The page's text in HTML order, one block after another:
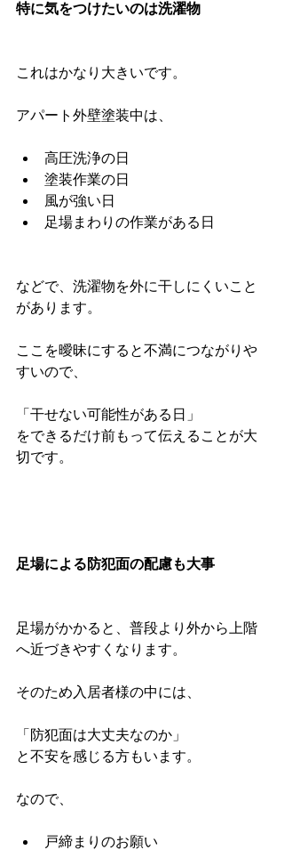
特に気をつけたいのは洗濯物
これはかなり大きいです。
アパート外壁塗装中は、
高圧洗浄の日
塗装作業の日
風が強い日
足場まわりの作業がある日
などで、洗濯物を外に干しにくいこと
があります。
ここを曖昧にすると不満につながりや
すいので、
「干せない可能性がある日」
をできるだけ前もって伝えることが大
切です。
足場による防犯面の配慮も大事
足場がかかると、普段より外から上階
へ近づきやすくなります。
そのため入居者様の中には、
「防犯面は大丈夫なのか」
と不安を感じる方もいます。
なので、
戸締まりのお願い